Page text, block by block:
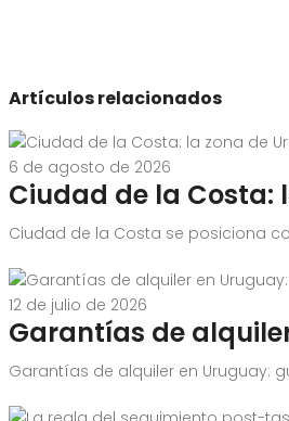
Artículos relacionados
6 de agosto de 2026
Ciudad de la Costa:
Ciudad de la Costa se posiciona
12 de julio de 2026
Garantías de
Garantías de alquiler en Uruguay: